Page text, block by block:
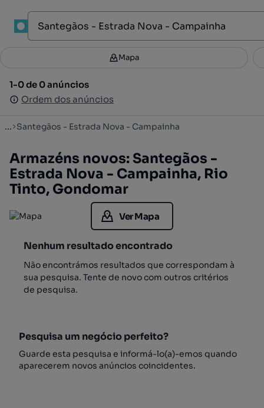
Filtros 3
1-0 de 0 anúncios
Ordem dos anúncios
Mapa
1-0 de 0 anúncios
Ordem dos anúncios
... Santegãos - Estrada Nova - Campainha
Armazéns novos: Santegãos -
Estrada Nova - Campainha, Rio
Tinto, Gondomar
Ver Mapa
Nenhum resultado encontrado
Não encontrámos resultados que correspondam à
sua pesquisa. Tente de novo com outros critérios
de pesquisa.
Pesquisa um negócio perfeito?
Guarde esta pesquisa e informá-lo(a)-emos quando
aparecerem novos anúncios coincidentes.